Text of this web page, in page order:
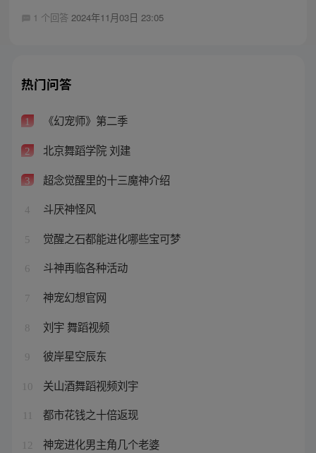
1 个回答 2024年11月03日 23:05
热门问答
1 《幻宠师》第二季
2 北京舞蹈学院 刘建
3 超念觉醒里的十三魔神介绍
4 斗厌神怪风
5 觉醒之石都能进化哪些宝可梦
6 斗神再临各种活动
7 神宠幻想官网
8 刘宇 舞蹈视频
9 彼岸星空辰东
10 关山酒舞蹈视频刘宇
都市花钱之十倍返现
12 神宠进化男主角几个老婆